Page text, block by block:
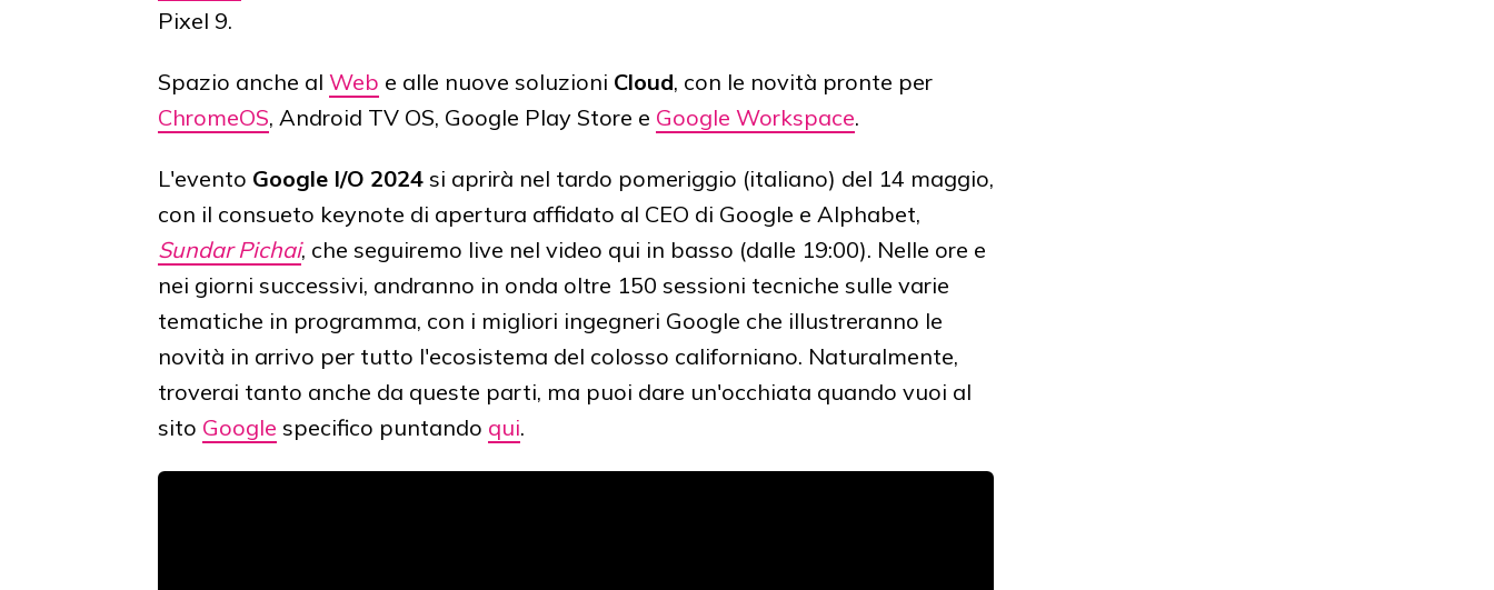
Pixel 9.
Spazio anche al Web e alle nuove soluzioni Cloud, con le novità pronte per
ChromeOS, Android TV OS, Google Play Store e Google Workspace.
L'evento Google I/O 2024 si aprirà nel tardo pomeriggio (italiano) del 14 maggio,
con il consueto keynote di apertura affidato al CEO di Google e Alphabet,
Sundar Pichai, che seguiremo live nel video qui in basso (dalle 19:00). Nelle ore e
nei giorni successivi, andranno in onda oltre 150 sessioni tecniche sulle varie
tematiche in programma, con i migliori ingegneri Google che illustreranno le
novità in arrivo per tutto l'ecosistema del colosso californiano. Naturalmente,
troverai tanto anche da queste parti, ma puoi dare un'occhiata quando vuoi al
sito Google specifico puntando qui.